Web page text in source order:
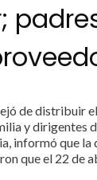
de distribuir
y dirigentes
informó que la
que el 22 de